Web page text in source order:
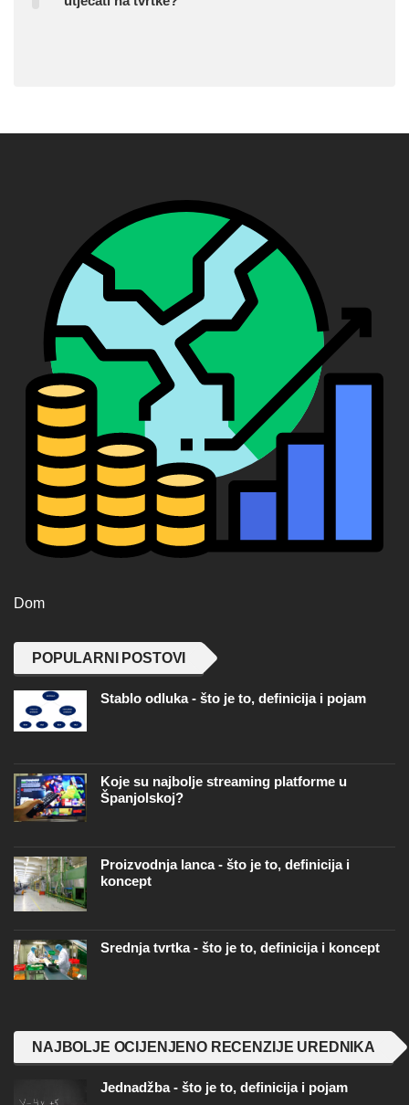
Dom
POPULARNI POSTOVI
Stablo odluka - što je to, definicija i pojam
Koje su najbolje streaming platforme u
Španjolskoj?
Proizvodnja lanca - što je to, definicija i
koncept
Srednja tvrtka - što je to, definicija i koncept
NAJBOLJE OCIJENJENO RECENZIJE UREDNIKA
Jednadžba - što je to, definicija i pojam